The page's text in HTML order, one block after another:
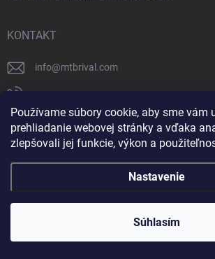
Používame súbory cookie, aby sme vám
prehliadanie webovej stránky a vďaka
zlepšovali jej funkcie, výkon a
Nastavenie
Súhlasím
KONTAKT
info@mtbrival.com
Náš Facebook
mtb_rival
MTB Rival . Všetky práva